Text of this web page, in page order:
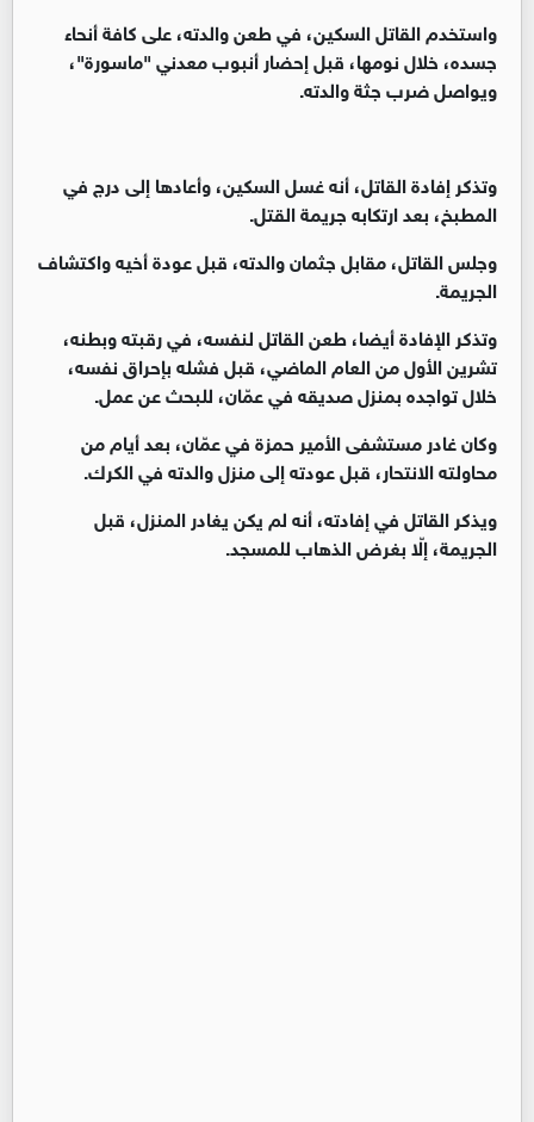
واستخدم القاتل السكين، في طعن والدته، على كافة أنحاء
جسده، خلال نومها، قبل إحضار أنبوب معدني "ماسورة"،
ويواصل ضرب جثة والدته.
وتذكر إفادة القاتل، أنه غسل السكين، وأعادها إلى درج في
المطبخ، بعد ارتكابه جريمة القتل.
وجلس القاتل، مقابل جثمان والدته، قبل عودة أخيه واكتشاف
الجريمة.
وتذكر الإفادة أيضا، طعن القاتل لنفسه، في رقبته وبطنه،
تشرين الأول من العام الماضي، قبل فشله بإحراق نفسه،
خلال تواجده بمنزل صديقه في عمّان، للبحث عن عمل.
وكان غادر مستشفى الأمير حمزة في عمّان، بعد أيام من
محاولته الانتحار، قبل عودته إلى منزل والدته في الكرك.
ويذكر القاتل في إفادته، أنه لم يكن يغادر المنزل، قبل
الجريمة، إلّا بغرض الذهاب للمسجد.